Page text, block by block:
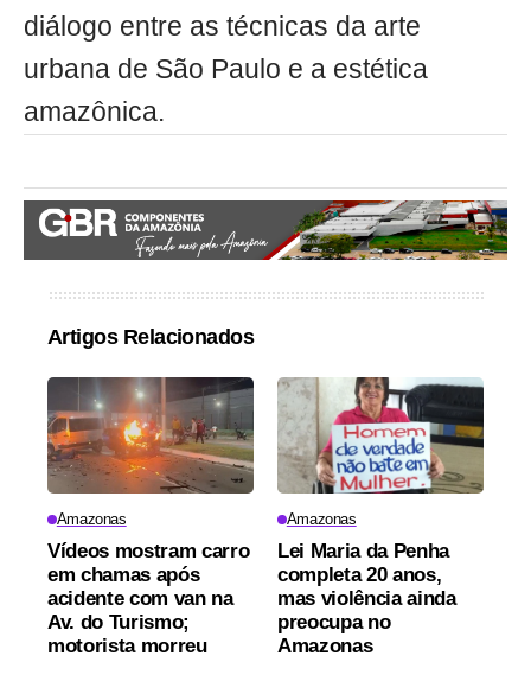
diálogo entre as técnicas da arte
urbana de São Paulo e a estética
amazônica.
Artigos Relacionados
Amazonas
Vídeos mostram carro
em chamas após
acidente com van na
Av. do Turismo;
motorista morreu
Amazonas
Lei Maria da Penha
completa 20 anos,
mas violência ainda
preocupa no
Amazonas